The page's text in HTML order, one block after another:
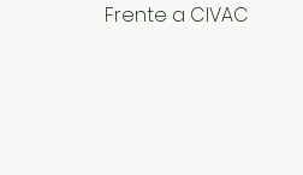
Frente a CIVAC